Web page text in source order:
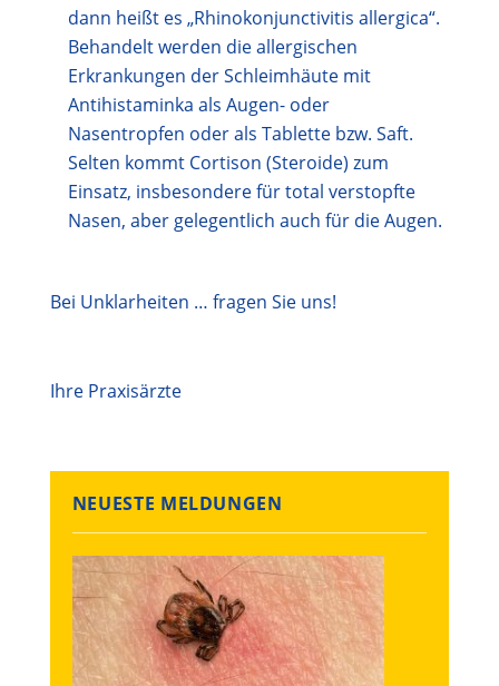
dann heißt es „Rhinokonjunctivitis allergica“.
Behandelt werden die allergischen
Erkrankungen der Schleimhäute mit
Antihistaminka als Augen- oder
Nasentropfen oder als Tablette bzw. Saft.
Selten kommt Cortison (Steroide) zum
Einsatz, insbesondere für total verstopfte
Nasen, aber gelegentlich auch für die Augen.
Bei Unklarheiten … fragen Sie uns!
Ihre Praxisärzte
NEUESTE MELDUNGEN